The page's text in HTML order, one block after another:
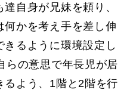
自身が兄妹を頼り、
かを考え手を差し伸
るように環境設定し
らの意思で年長児が居
るよう、1階と2階を行